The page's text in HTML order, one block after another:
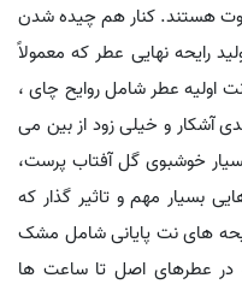
هستند. کنار هم چیده شدن
رایحه نهایی عطر که معمولاً
اولیه عطر شامل روایح چای ،
آشکار و خیلی زود از بین می
خوشبوی گل آفتاب پرست،
بسیار مهم و تاثیر گذار که
های نت پایانی شامل مشک
در عطرهای اصل تا ساعت ها